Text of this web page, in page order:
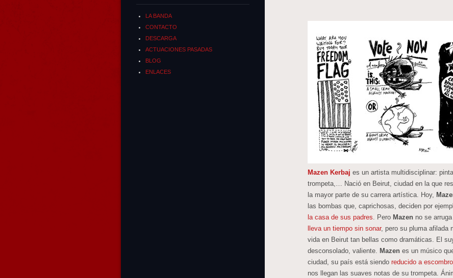
Mazen Kerbaj es un artista multidisciplinar:
trompeta,… Nació en Beirut, ciudad en la que
la mayor parte de su carrera artística. Hoy,
las bombas que, caprichosas, deciden por
la casa de sus padres. Pero Mazen no se
lleva un tiempo sin sonar, pero su pluma afilada
vida en Beirut tan bellas como dramáticas. El
desconsolado, valiente. Mazen es un músico
ciudad, su país está siendo reducido a
nos llegan las suaves notas de su trompeta.
LA BANDA
CONTACTO
DESCARGA
ACTUACIONES PASADAS
BLOG
ENLACES